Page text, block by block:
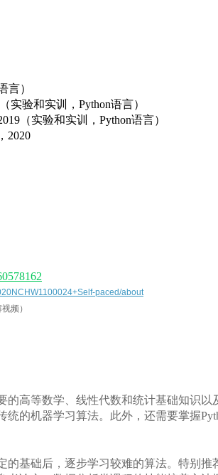
言）
（实验和实训， Python语言）
（实验和实训 ， Python语言）
2020
paced/about
频）
的高等数学、线性代数和统计基础知识以
的机器学习算法。此外，还需要掌握
的基础后，逐步学习较难的算法。特别推